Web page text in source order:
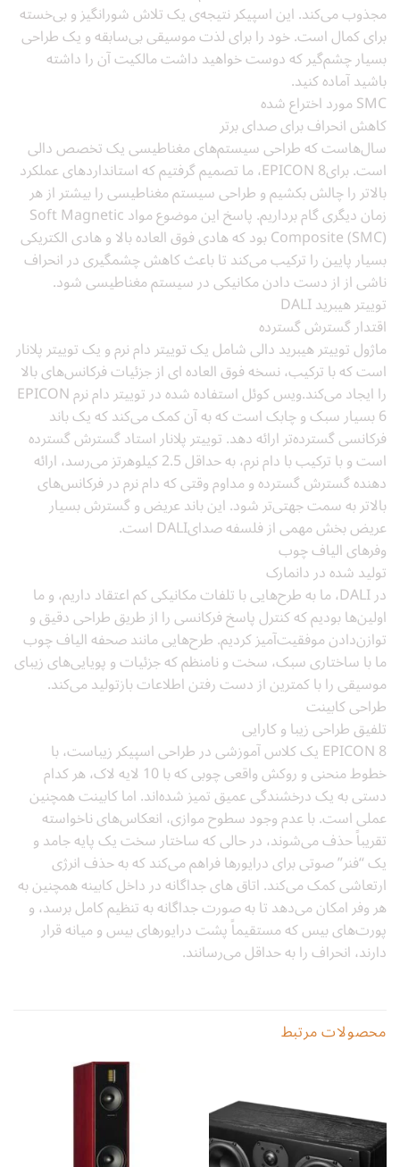
مجذوب می‌کند. این اسپیکر نتیجه‌ی یک تلاش شورانگیز و بی‌خسته
برای کمال است. خود را برای لذت موسیقی بی‌سابقه و یک طراحی
بسیار چشم‌گیر که دوست خواهید داشت مالکیت آن را داشته
باشید آماده کنید.
SMC مورد اختراع شده
کاهش انحراف برای صدای برتر
سال‌هاست که طراحی سیستم‌های مغناطیسی یک تخصص دالی
است. برایEPICON 8، ما تصمیم گرفتیم که استانداردهای عملکرد
بالاتر را چالش بکشیم و طراحی سیستم مغناطیسی را بیشتر از هر
زمان دیگری گام برداریم. پاسخ این موضوع مواد Soft Magnetic
Composite (SMC) بود که هادی فوق العاده بالا و هادی الکتریکی
بسیار پایین را ترکیب می‌کند تا باعث کاهش چشمگیری در انحراف
ناشی از از دست دادن مکانیکی در سیستم مغناطیسی شود.
توییتر هیبرید DALI
اقتدار گسترش گسترده
ماژول توییتر هیبرید دالی شامل یک توییتر دام نرم و یک توییتر پلانار
است که با ترکیب، نسخه فوق العاده ای از جزئیات فرکانس‌های بالا
را ایجاد می‌کند.ویس کوئل استفاده شده در توییتر دام نرم EPICON
6 بسیار سبک و چابک است که به آن کمک می‌کند که یک باند
فرکانسی گسترده‌تر ارائه دهد. توییتر پلانار استاد گسترش گسترده
است و با ترکیب با دام نرم، به حداقل 2.5 کیلوهرتز می‌رسد، ارائه
دهنده گسترش گسترده و مداوم وقتی که دام نرم در فرکانس‌های
بالاتر به سمت جهتی‌تر شود. این باند عریض و گسترش بسیار
عریض بخش مهمی از فلسفه صدایDALI است.
وفرهای الیاف چوب
تولید شده در دانمارک
در DALI، ما به طرح‌هایی با تلفات مکانیکی کم اعتقاد داریم، و ما
اولین‌ها بودیم که کنترل پاسخ فرکانسی را از طریق طراحی دقیق و
توازن‌دادن موفقیت‌آمیز کردیم. طرح‌هایی مانند صحفه الیاف چوب
ما با ساختاری سبک، سخت و نامنظم که جزئیات و پویایی‌های زیبای
موسیقی را با کمترین از دست رفتن اطلاعات بازتولید می‌کند.
طراحی کابینت
تلفیق طراحی زیبا و کارایی
EPICON 8 یک کلاس آموزشی در طراحی اسپیکر زیباست، با
خطوط منحنی و روکش واقعی چوبی که با 10 لایه لاک، هر کدام
دستی به یک درخشندگی عمیق تمیز شده‌اند. اما کابینت همچنین
عملی است. با عدم وجود سطوح موازی، انعکاس‌های ناخواسته
تقریباً حذف می‌شوند، در حالی که ساختار سخت یک پایه جامد و
یک “فنر” صوتی برای درایورها فراهم می‌کند که به حذف انرژی
ارتعاشی کمک می‌کند. اتاق های جداگانه در داخل کابینه همچنین به
هر وفر امکان می‌دهد تا به صورت جداگانه به تنظیم کامل برسد، و
پورت‌های بیس که مستقیماً پشت درایورهای بیس و میانه قرار
دارند، انحراف را به حداقل می‌رسانند.
محصولات مرتبط